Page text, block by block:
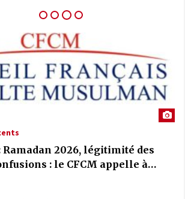
27 mai 2025
COMMUNIQUÉ CFCM : Vendredi 6 juin
2025 est le premier jour de l’aïd El Adha
27 mai 2025
2026, légitimité des
: le CFCM appelle à
tout l’unité et l’intérêt général